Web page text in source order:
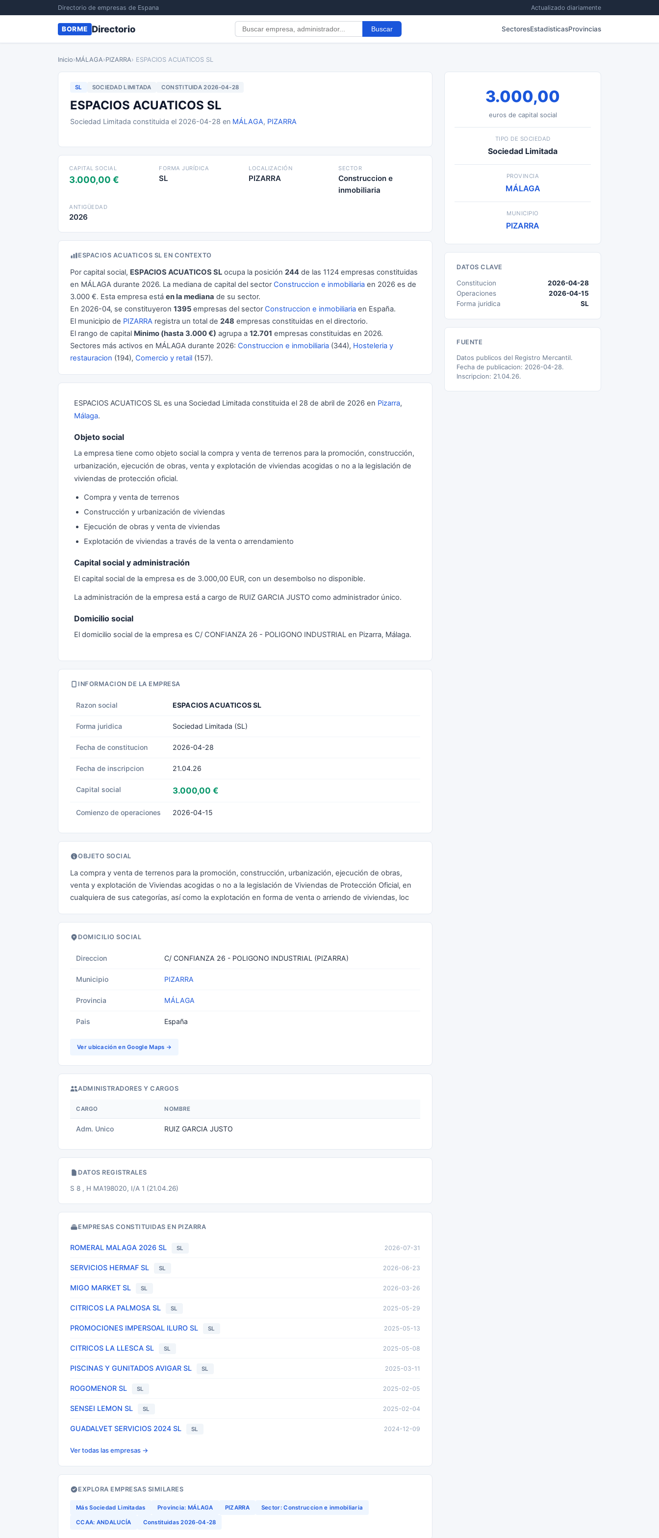
Directorio de empresas de Espana Actualizado diariamente
BORME Directorio Buscar SectoresEstadisticasProvincias
Inicio›MÁLAGA›PIZARRA› ESPACIOS ACUATICOS SL
SL SOCIEDAD LIMITADA CONSTITUIDA 2026-04-28
ESPACIOS ACUATICOS SL
Sociedad Limitada constituida el 2026-04-28 en MÁLAGA, PIZARRA
CAPITAL SOCIAL
3.000,00 €
FORMA JURÍDICA
SL
LOCALIZACIÓN
PIZARRA
SECTOR
Construccion e
inmobiliaria
ANTIGÜEDAD
2026
ESPACIOS ACUATICOS SL EN CONTEXTO
Por capital social, ESPACIOS ACUATICOS SL ocupa la posición 244 de las 1124 empresas constituidas
en MÁLAGA durante 2026. La mediana de capital del sector Construccion e inmobiliaria en 2026 es de
3.000 €. Esta empresa está en la mediana de su sector.
En 2026-04, se constituyeron 1395 empresas del sector Construccion e inmobiliaria en España.
El municipio de PIZARRA registra un total de 248 empresas constituidas en el directorio.
El rango de capital Minimo (hasta 3.000 €) agrupa a 12.701 empresas constituidas en 2026.
Sectores más activos en MÁLAGA durante 2026: Construccion e inmobiliaria (344), Hosteleria y
restauracion (194), Comercio y retail (157).
ESPACIOS ACUATICOS SL es una Sociedad Limitada constituida el 28 de abril de 2026 en Pizarra,
Málaga.
Objeto social
La empresa tiene como objeto social la compra y venta de terrenos para la promoción, construcción,
urbanización, ejecución de obras, venta y explotación de viviendas acogidas o no a la legislación de
viviendas de protección oficial.
Compra y venta de terrenos
Construcción y urbanización de viviendas
Ejecución de obras y venta de viviendas
Explotación de viviendas a través de la venta o arrendamiento
Capital social y administración
El capital social de la empresa es de 3.000,00 EUR, con un desembolso no disponible.
La administración de la empresa está a cargo de RUIZ GARCIA JUSTO como administrador único.
Domicilio social
El domicilio social de la empresa es C/ CONFIANZA 26 - POLIGONO INDUSTRIAL en Pizarra, Málaga.
INFORMACION DE LA EMPRESA
Razon social ESPACIOS ACUATICOS SL
Forma juridica Sociedad Limitada (SL)
Fecha de constitucion 2026-04-28
Fecha de inscripcion 21.04.26
Capital social 3.000,00 €
Comienzo de operaciones 2026-04-15
OBJETO SOCIAL
La compra y venta de terrenos para la promoción, construcción, urbanización, ejecución de obras,
venta y explotación de Viviendas acogidas o no a la legislación de Viviendas de Protección Oficial, en
cualquiera de sus categorías, así como la explotación en forma de venta o arriendo de viviendas, loc
DOMICILIO SOCIAL
Direccion C/ CONFIANZA 26 - POLIGONO INDUSTRIAL (PIZARRA)
Municipio PIZARRA
Provincia MÁLAGA
Pais España
Ver ubicación en Google Maps →
ADMINISTRADORES Y CARGOS
CARGO NOMBRE
Adm. Unico RUIZ GARCIA JUSTO
DATOS REGISTRALES
S 8 , H MA198020, I/A 1 (21.04.26)
EMPRESAS CONSTITUIDAS EN PIZARRA
ROMERAL MALAGA 2026 SL SL 2026-07-31
SERVICIOS HERMAF SL SL 2026-06-23
MIGO MARKET SL SL 2026-03-26
CITRICOS LA PALMOSA SL SL 2025-05-29
PROMOCIONES IMPERSOAL ILURO SL SL 2025-05-13
CITRICOS LA LLESCA SL SL 2025-05-08
PISCINAS Y GUNITADOS AVIGAR SL SL 2025-03-11
ROGOMENOR SL SL 2025-02-05
SENSEI LEMON SL SL 2025-02-04
GUADALVET SERVICIOS 2024 SL SL 2024-12-09
Ver todas las empresas →
EXPLORA EMPRESAS SIMILARES
Más Sociedad Limitadas Provincia: MÁLAGA PIZARRA Sector: Construccion e inmobiliaria
CCAA: ANDALUCÍA Constituidas 2026-04-28
3.000,00
euros de capital social
TIPO DE SOCIEDAD
Sociedad Limitada
PROVINCIA
MÁLAGA
MUNICIPIO
PIZARRA
DATOS CLAVE
Constitucion
2026-04-28
Operaciones
2026-04-15
Forma juridica
SL
FUENTE
Datos publicos del Registro Mercantil.
Fecha de publicacion: 2026-04-28.
Inscripcion: 21.04.26.